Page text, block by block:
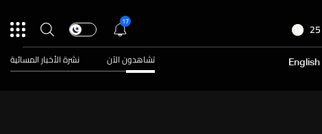
25
27
28
17
English تشاهدون الآن نشرة الأخبار المسائية